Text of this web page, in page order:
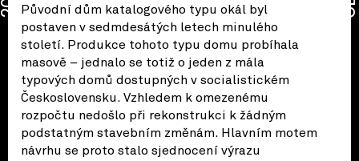
Původní dům katalogového typu okál byl
postaven v sedmdesátých letech minulého
století. Produkce tohoto typu domu probíhala
masově – jednalo se totiž o jeden z mála
typových domů dostupných v socialistickém
Československu. Vzhledem k omezenému
rozpočtu nedošlo při rekonstrukci k žádným
podstatným stavebním změnám. Hlavním motem
návrhu se proto stalo sjednocení výrazu